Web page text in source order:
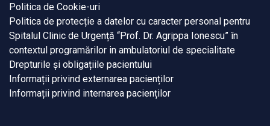
Politica de Cookie-uri
Politica de protecție a datelor cu caracter personal pentru
Spitalul Clinic de Urgență “Prof. Dr. Agrippa Ionescu” în
contextul programărilor in ambulatoriul de specialitate
Drepturile și obligațiile pacientului
Informații privind externarea pacienților
Informații privind internarea pacienților